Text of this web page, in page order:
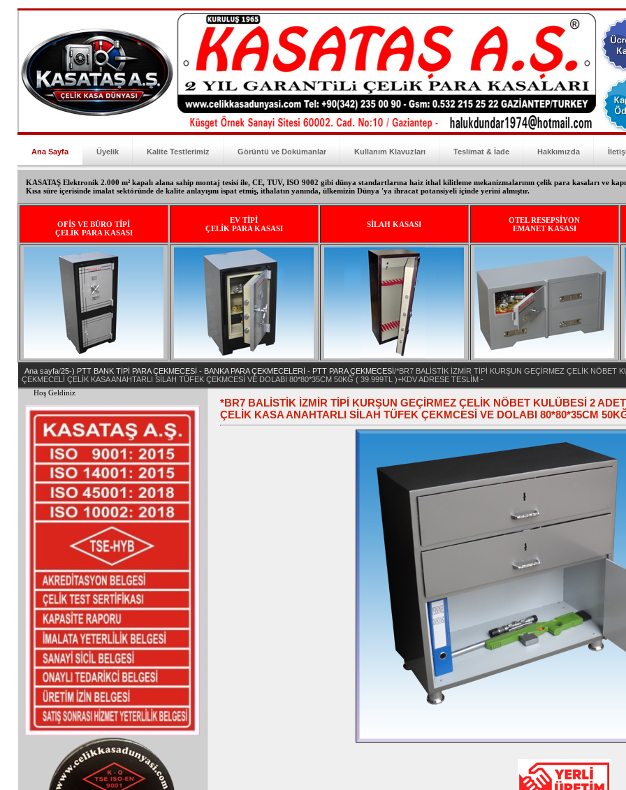
Ana Sayfa Üyelik Kalite Testlerimiz Görüntü ve Dokümanlar Kullanım Klavuzları Teslimat & İade Hakkımızda
KASATAŞ Elektronik 2.000 m² kapalı alana sahip montaj tesisi ile, CE, TUV, ISO 9002 gibi dünya standartlarına haiz ithal kilitleme mekanizmalarının çelik para kasaları ve
Kısa süre içerisinde imalat sektöründe de kalite anlayışını ispat etmiş, ithalatın yanında, ülkemizin Dünya 'ya ihracat potansiyeli içinde yerini almıştır.
OFİS VE BÜRO TİPİ
ÇELİK PARA KASASI
EV TİPİ
ÇELİK PARA KASASI
SİLAH KASASI
OTEL RESEPSİYON
EMANET KASASI
Ana sayfa/25-) PTT BANK TİPİ PARA ÇEKMECESİ - BANKA PARA ÇEKMECELERİ - PTT PARA ÇEKMECESİ /*BR7 BALİSTİK İZMİR TİPİ KURŞUN GEÇİRMEZ ÇELİK NÖBET
ÇEKMECELİ ÇELİK KASA ANAHTARLI SİLAH TÜFEK ÇEKMCESİ VE DOLABI 80*80*35CM 50KĞ ( 39.999TL )+KDV ADRESE TESLİM -
Hoş Geldiniz
*BR7 BALİSTİK İZMİR TİPİ KURŞUN GEÇİRMEZ ÇELİK NÖBET KULÜBESİ 2
ÇELİK KASA ANAHTARLI SİLAH TÜFEK ÇEKMCESİ VE DOLABI 80*80*35CM